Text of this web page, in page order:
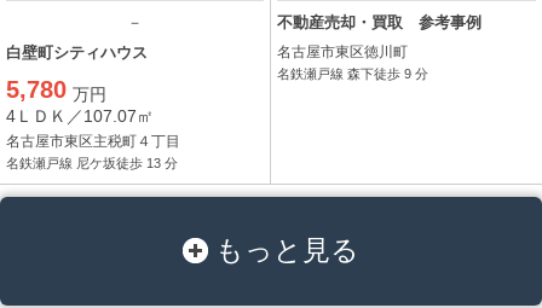
－
白壁町シティハウス
5,780 万円
4ＬＤＫ／107.07㎡
名古屋市東区主税町４丁目
名鉄瀬戸線 尼ケ坂徒歩 13 分
不動産売却・買取 参考事例
名古屋市東区徳川町
名鉄瀬戸線 森下徒歩 9 分
もっと見る